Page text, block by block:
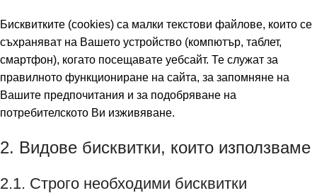
Бисквитките (cookies) са малки текстови файлове, които се
съхраняват на Вашето устройство (компютър, таблет,
смартфон), когато посещавате уебсайт. Те служат за
правилното функциониране на сайта, за запомняне на
Вашите предпочитания и за подобряване на
потребителското Ви изживяване.
2. Видове бисквитки, които използваме
2.1. Строго необходими бисквитки